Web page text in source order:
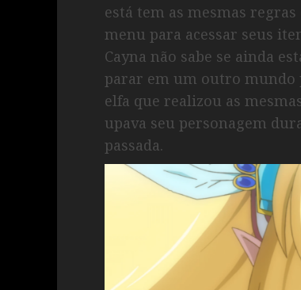
está tem as mesmas
menu para acessar seus
Cayna não sabe se ainda
parar em um outro mundo
elfa que realizou as
upava seu personagem
passada.